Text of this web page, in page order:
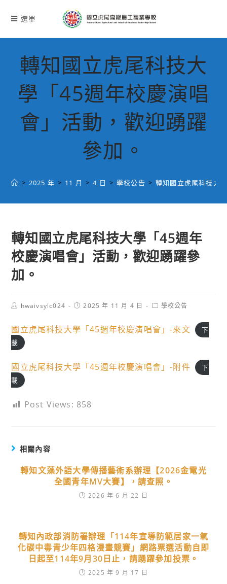
選單
轉知國立虎尾科技大
學「45週年校慶演唱
會」活動，歡迎踴躍
參加。
> 2025 年 > 11 月 > 4 日 > 學校公告 > 轉知國立虎尾科技大
轉知國立虎尾科技大學「45週年
校慶演唱會」活動，歡迎踴躍參
加。
Posthwaivsylc024
Post2025 年 11 月 4 日
Post學校公告
國立虎尾科技大學「45週年校慶演唱會」-來文
下
載
國立虎尾科技大學「45週年校慶演唱會」-附件
下
載
Post Views: 858
相關內容
轉知文藻外語大學傳播藝術系辦理【2026金電光
全國青年MV大賽】，請查照。
2026 年 6 月 22 日
轉知內政部消防署辦理「114年宣導防範居家一氧
化碳中毒青少年四格漫畫競賽」網路票選活動自即
日起至114年9月30日止，請踴躍參加投票。
2025 年 9 月 17 日